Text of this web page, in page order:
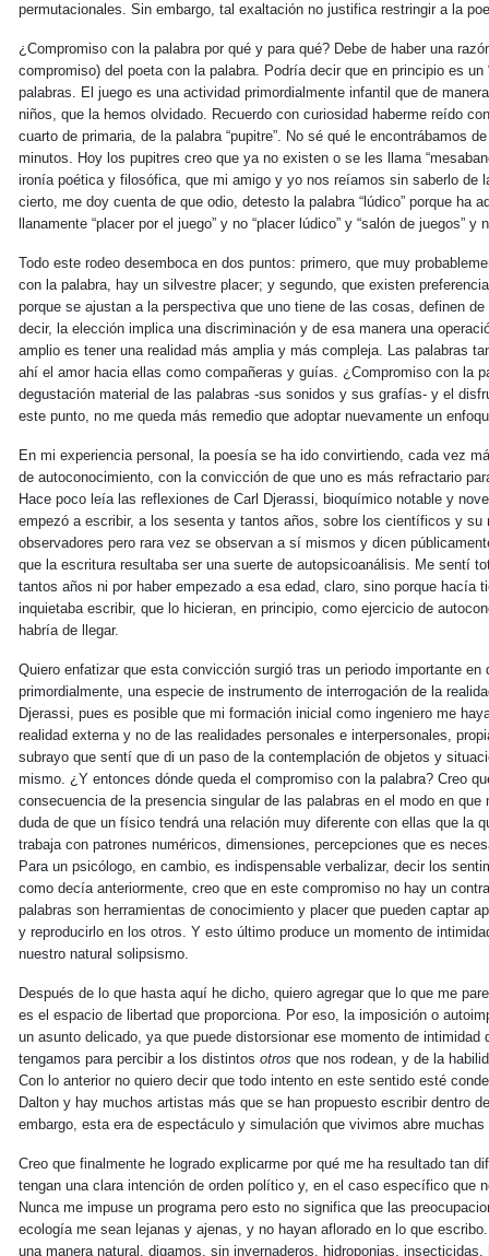
permutacionales. Sin embargo, tal exaltación no justifica restringir a la
¿Compromiso con la palabra por qué y para qué? Debe de haber una
compromiso) del poeta con la palabra. Podría decir que en principio es
palabras. El juego es una actividad primordialmente infantil que de
niños, que la hemos olvidado. Recuerdo con curiosidad haberme reído
cuarto de primaria, de la palabra “pupitre”. No sé qué le encontrábamos
minutos. Hoy los pupitres creo que ya no existen o se les llama
ironía poética y filosófica, que mi amigo y yo nos reíamos sin saberlo de
cierto, me doy cuenta de que odio, detesto la palabra “lúdico” porque ha
llanamente “placer por el juego” y no “placer lúdico” y “salón de juegos” y
Todo este rodeo desemboca en dos puntos: primero, que muy
con la palabra, hay un silvestre placer; y segundo, que existen
porque se ajustan a la perspectiva que uno tiene de las cosas, definen
decir, la elección implica una discriminación y de esa manera una
amplio es tener una realidad más amplia y más compleja. Las palabras
ahí el amor hacia ellas como compañeras y guías. ¿Compromiso con la
degustación material de las palabras -sus sonidos y sus grafías- y el
este punto, no me queda más remedio que adoptar nuevamente un
En mi experiencia personal, la poesía se ha ido convirtiendo, cada vez
de autoconocimiento, con la convicción de que uno es más refractario
Hace poco leía las reflexiones de Carl Djerassi, bioquímico notable y
empezó a escribir, a los sesenta y tantos años, sobre los científicos y
observadores pero rara vez se observan a sí mismos y dicen
que la escritura resultaba ser una suerte de autopsicoanálisis. Me sentí
tantos años ni por haber empezado a esa edad, claro, sino porque hacía
inquietaba escribir, que lo hicieran, en principio, como ejercicio de
habría de llegar.
Quiero enfatizar que esta convicción surgió tras un periodo importante
primordialmente, una especie de instrumento de interrogación de la
Djerassi, pues es posible que mi formación inicial como ingeniero me
realidad externa y no de las realidades personales e interpersonales,
subrayo que sentí que di un paso de la contemplación de objetos y
mismo. ¿Y entonces dónde queda el compromiso con la palabra? Creo
consecuencia de la presencia singular de las palabras en el modo en
duda de que un físico tendrá una relación muy diferente con ellas que la
trabaja con patrones numéricos, dimensiones, percepciones que es
Para un psicólogo, en cambio, es indispensable verbalizar, decir los
como decía anteriormente, creo que en este compromiso no hay un
palabras son herramientas de conocimiento y placer que pueden captar
y reproducirlo en los otros. Y esto último produce un momento de
nuestro natural solipsismo.
Después de lo que hasta aquí he dicho, quiero agregar que lo que me
es el espacio de libertad que proporciona. Por eso, la imposición o
un asunto delicado, ya que puede distorsionar ese momento de
tengamos para percibir a los distintos otros que nos rodean, y de la
Con lo anterior no quiero decir que todo intento en este sentido esté
Dalton y hay muchos artistas más que se han propuesto escribir dentro
embargo, esta era de espectáculo y simulación que vivimos abre
Creo que finalmente he logrado explicarme por qué me ha resultado tan
tengan una clara intención de orden político y, en el caso específico que
Nunca me impuse un programa pero esto no significa que las
ecología me sean lejanas y ajenas, y no hayan aflorado en lo que
una manera natural, digamos, sin invernaderos, hidroponias,